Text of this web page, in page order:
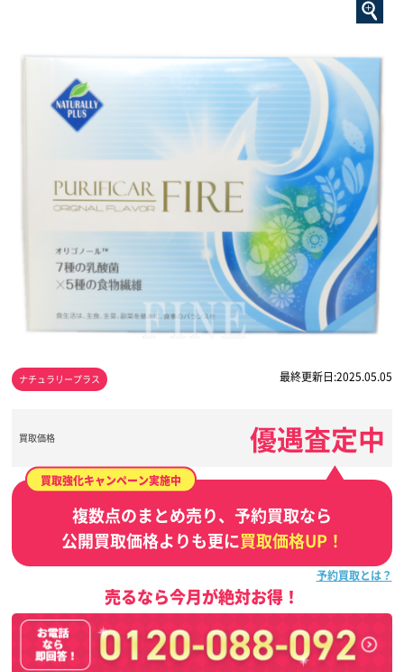
ナチュラリープラス 最終更新日:2025.05.05
買取価格 優遇査定中
買取強化キャンペーン実施中
複数点のまとめ売り、予約買取なら
公開買取価格よりも更に買取価格UP！
予約買取とは？
売るなら今月が絶対お得！